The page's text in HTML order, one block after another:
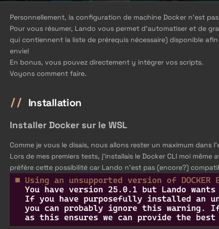
Personnellement, la configuration de machine Docker n’est
Pour vous résumer, Lando vous permet d’automatiser et de
qui contiennent la liste de prérequis nécessaire) disponible
envie!
En bonus, vous pouvez directement y intégrer vos scripts.
Voyons comment faire.
Installation
Installer Docker sur le WSL
Comme je vous le disais, nous allons rester un maximum dans
Lors de mes premiers tests, j’installais le Docker CLI moi
préfère cette possibilité car Lando n’est pas (encore?)